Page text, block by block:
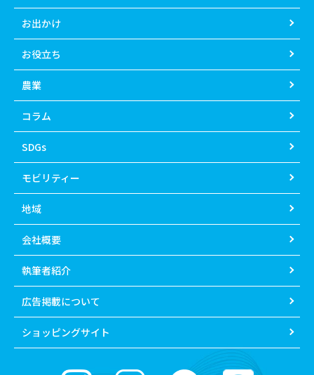
お出かけ
お役立ち
農業
コラム
SDGs
モビリティー
地域
会社概要
執筆者紹介
広告掲載について
ショッピングサイト